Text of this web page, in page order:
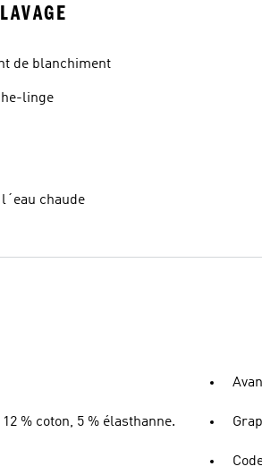
de blanchiment
linge
chaude
% coton, 5 % élasthanne.